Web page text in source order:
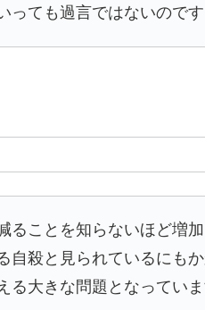
ても過言ではないのです
ることを知らないほど増
自殺と見られているにも
大きな問題となっていま